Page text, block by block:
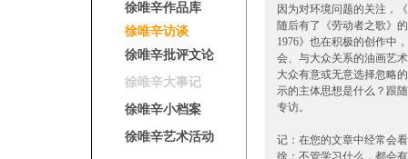
徐唯辛作品库
徐唯辛访谈
徐唯辛批评文论
徐唯辛大事记
徐唯辛小档案
徐唯辛艺术活动
因为对环境问题的关注，
随后有了《劳动者之歌》
1976》也在积极的创作中
会、与大众关系的油画艺
大众有意或无意选择忽略
示的主体思想是什么？跟
专访。
记：在您的文章中经常会
徐：不管学习什么，都会